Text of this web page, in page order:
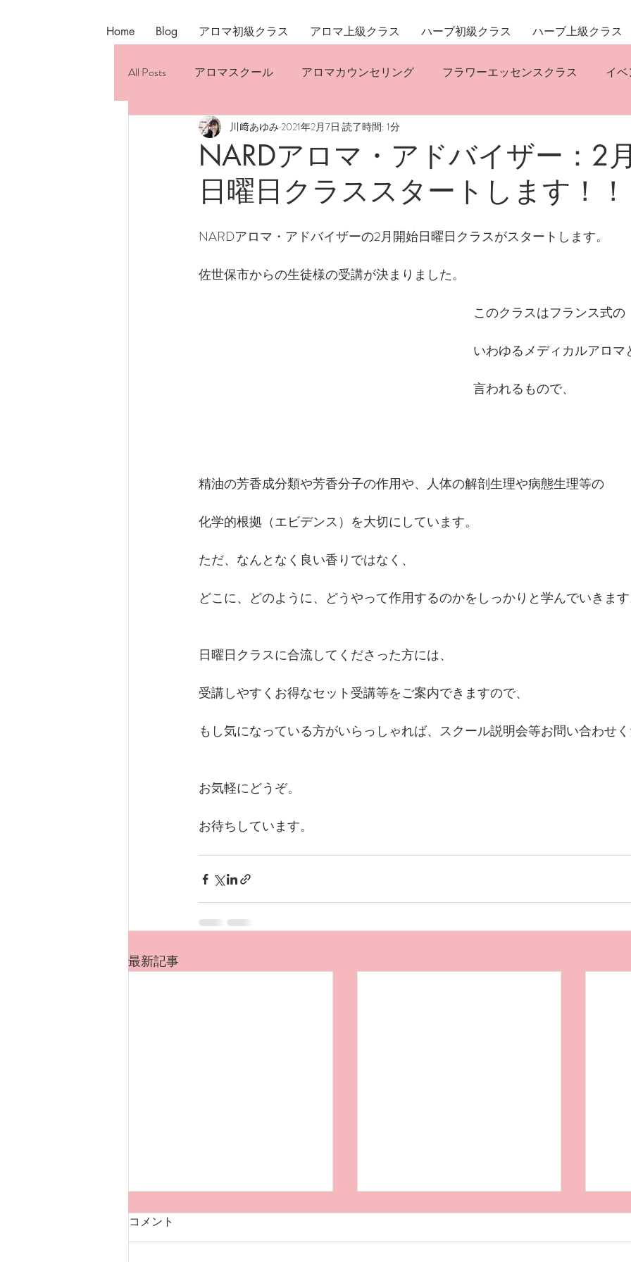
Home Blog アロマ初級クラス アロマ上級クラス ハーブ初級クラス ハーブ上級クラス
All Posts アロマスクール アロマカウンセリング フラワーエッセンスクラス イ
おすすめのアロマケア ホリスティックハーバルコンサルテーション
NARDアロマ・アドバイザー：2
日曜日クラススタートします！！
川﨑あゆみ 2021年2月7日 読了時間: 1分
NARDアロマ・アドバイザーの2月開始日曜日クラスがスタートします。
佐世保市からの生徒様の受講が決まりました。
このクラスはフランス式の
いわゆるメディカルアロマ
言われるもので、
精油の芳香成分類や芳香分子の作用や、人体の解剖生理や病態生理等の
化学的根拠（エビデンス）を大切にしています。
ただ、なんとなく良い香りではなく、
どこに、どのように、どうやって作用するのかをしっかりと学んでいきま
日曜日クラスに合流してくださった方には、
受講しやすくお得なセット受講等をご案内できますので、
もし気になっている方がいらっしゃれば、スクール説明会等お問い合わせ
お気軽にどうぞ。
お待ちしています。
最新記事
コメント